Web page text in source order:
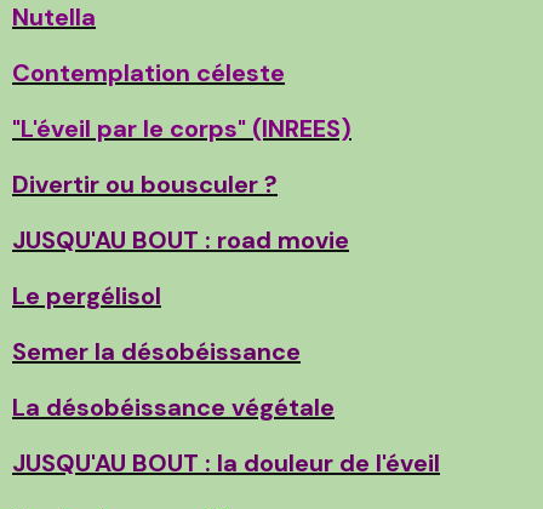
Nutella
Contemplation céleste
"L'éveil par le corps" (INREES)
Divertir ou bousculer ?
JUSQU'AU BOUT : road movie
Le pergélisol
Semer la désobéissance
La désobéissance végétale
JUSQU'AU BOUT : la douleur de l'éveil